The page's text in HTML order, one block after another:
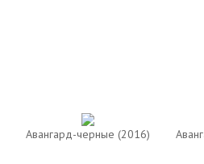
Авангард-черные (2016)